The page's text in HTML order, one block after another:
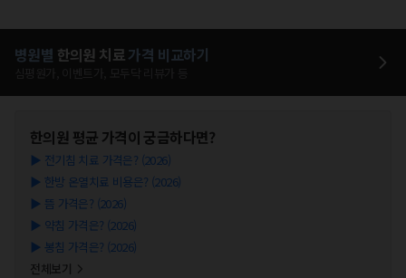
병원별 한의원 치료가격 비교하기
한의원 평균 가격이 궁금하다면?
▶ 전기침 치료 가격은? (2026)
▶ 한방 온열치료 비용은? (2026)
▶ 뜸 가격은? (2026)
▶ 약침 가격은? (2026)
▶ 봉침 가격은? (2026)
전체보기